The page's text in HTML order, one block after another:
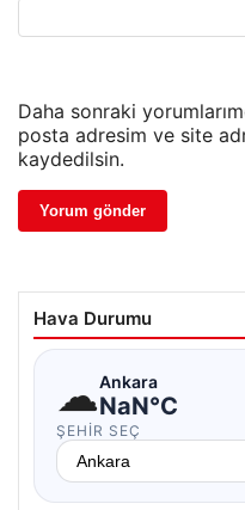
Daha sonraki
posta adresim ve site
kaydedilsin.
Hava Durumu
☁Ankara
NaN°C
ŞEHIR SEÇ